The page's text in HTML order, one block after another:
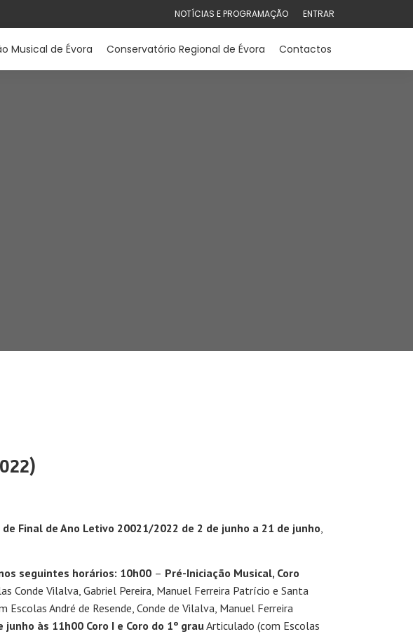
NOTÍCIAS E PROGRAMAÇÃO ENTRAR
Musical de Évora Conservatório Regional de Évora Contactos
Final de Ano Letivo 20021/2022 de 2 de junho a 21 de junho,
seguintes horários: 10h00 – Pré-Iniciação Musical, Coro
Conde Vilalva, Gabriel Pereira, Manuel Ferreira Patrício e Santa
Escolas André de Resende, Conde de Vilalva, Manuel Ferreira
às 11h00 Coro I e Coro do 1º grauArticulado (com Escolas